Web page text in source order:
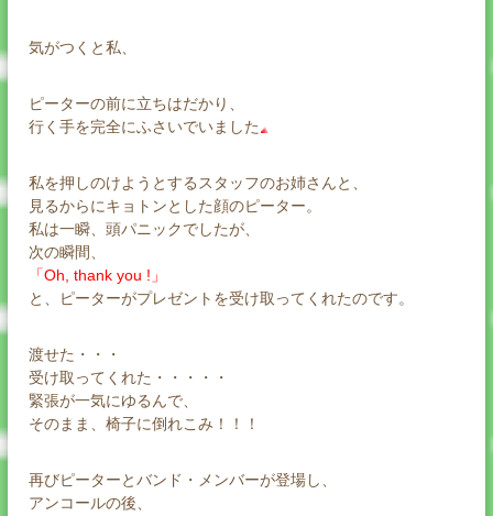
気がつくと私、
ピーターの前に立ちはだかり、
行く手を完全にふさいでいました
私を押しのけようとするスタッフのお姉さんと、
見るからにキョトンとした顔のピーター。
私は一瞬、頭パニックでしたが、
次の瞬間、
「Oh, thank you !」
と、ピーターがプレゼントを受け取ってくれたのです。
渡せた・・・
受け取ってくれた・・・・・
緊張が一気にゆるんで、
そのまま、椅子に倒れこみ！！！
再びピーターとバンド・メンバーが登場し、
アンコールの後、